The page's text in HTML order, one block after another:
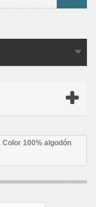
Color 100% algodón